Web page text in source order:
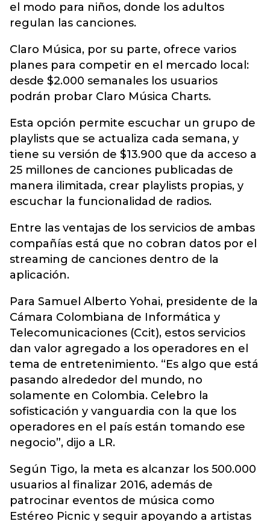
el modo para niños, donde los adultos
regulan las canciones.
Claro Música, por su parte, ofrece varios
planes para competir en el mercado local:
desde $2.000 semanales los usuarios
podrán probar Claro Música Charts.
Esta opción permite escuchar un grupo de
playlists que se actualiza cada semana, y
tiene su versión de $13.900 que da acceso a
25 millones de canciones publicadas de
manera ilimitada, crear playlists propias, y
escuchar la funcionalidad de radios.
Entre las ventajas de los servicios de ambas
compañías está que no cobran datos por el
streaming de canciones dentro de la
aplicación.
Para Samuel Alberto Yohai, presidente de la
Cámara Colombiana de Informática y
Telecomunicaciones (Ccit), estos servicios
dan valor agregado a los operadores en el
tema de entretenimiento. “Es algo que está
pasando alrededor del mundo, no
solamente en Colombia. Celebro la
sofisticación y vanguardia con la que los
operadores en el país están tomando ese
negocio”, dijo a LR.
Según Tigo, la meta es alcanzar los 500.000
usuarios al finalizar 2016, además de
patrocinar eventos de música como
Estéreo Picnic y seguir apoyando a artistas